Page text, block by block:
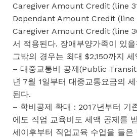
Caregiver Amount Credit (line
Dependant Amount Credit (line
Caregiver Amount Credit (line
서 적용된다. 장애부양가족이 있
그밖의 경우는 최대 $2,150까지
– 대중교통비 공제(Public
년 7월 1일부터 대중교통요금의
된다.
– 학비공제 확대 : 2017년부터 기
에도 직업 교육비도 세액 공제를
세이후부터 직업교육 수업을 들은